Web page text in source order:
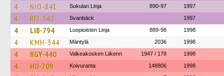
4 NJO-841 Sukulan Linja 890-97 1997
4 RFI-342 Svanbäck 1997
4 LIB-794 Luopioisten Linja 889-98 1998
4 KMH-344 Mäntylä 2036 1998
4 RGY-440 Valkeakosken Liikenn 1947 / 178 1998
4 HIJ-709 Koivuranta 148806 1998